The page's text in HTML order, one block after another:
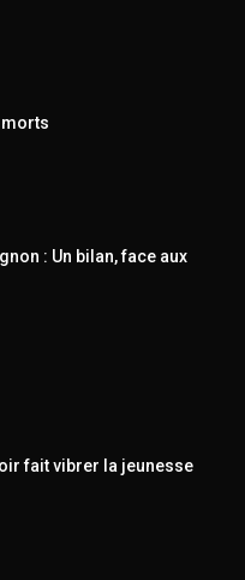
morts
: Un bilan, face aux
fait vibrer la jeunesse